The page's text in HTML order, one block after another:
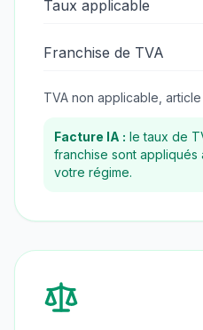
Taux applicable
Franchise de TVA
TVA non applicable, article
Facture IA : le taux de
franchise sont appliqués
votre régime.